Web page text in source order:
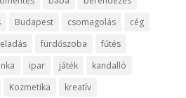
Budapest csomagolás
cég
eladás fürdőszoba
fűtés
ipar játék
kandalló
Kozmetika kreatív